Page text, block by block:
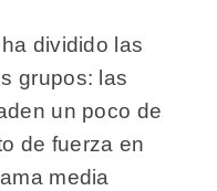
dividido las
grupos: las
un poco de
de fuerza en
media